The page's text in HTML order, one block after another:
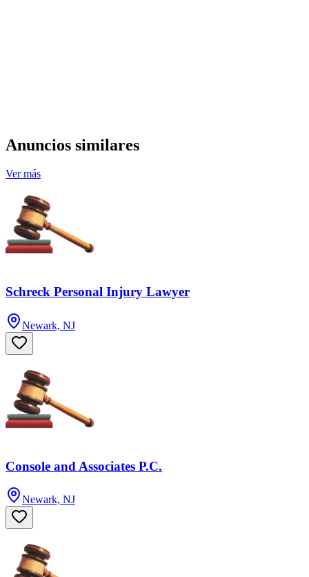
Anuncios similares
Ver más
Schreck Personal Injury Lawyer
Newark, NJ
Console and Associates P.C.
Newark, NJ